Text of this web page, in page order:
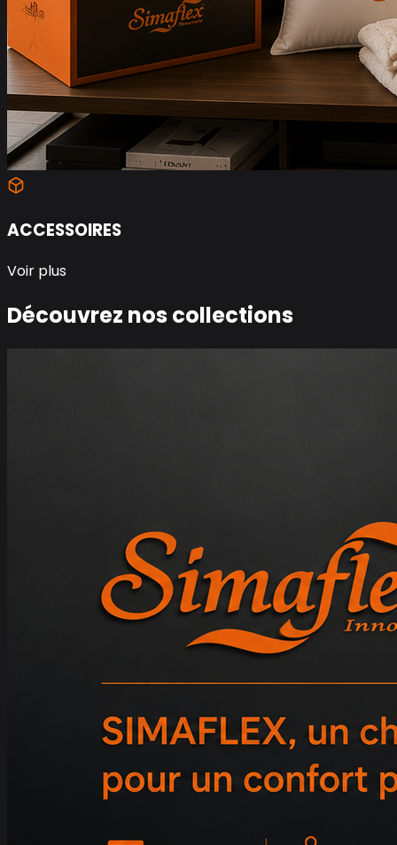
ACCESSOIRES
Voir plus
Découvrez nos collections